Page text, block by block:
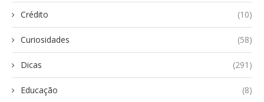
Crédito (10)
Curiosidades (58)
Dicas (291)
Educação (8)